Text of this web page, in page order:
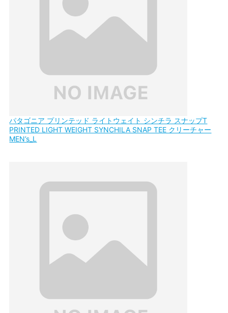
パタゴニア プリンテッド ライトウェイト シンチラ スナップT
PRINTED LIGHT WEIGHT SYNCHILA SNAP TEE クリーチャー
MEN’s_L